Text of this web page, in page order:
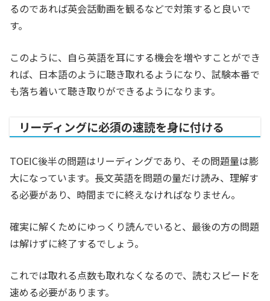
るのであれば英会話動画を観るなどで対策すると良いで
す。
このように、自ら英語を耳にする機会を増やすことができ
れば、日本語のように聴き取れるようになり、試験本番で
も落ち着いて聴き取りができるようになります。
リーディングに必須の速読を身に付ける
TOEIC後半の問題はリーディングであり、その問題量は膨
大になっています。長文英語を問題の量だけ読み、理解す
る必要があり、時間までに終えなければなりません。
確実に解くためにゆっくり読んでいると、最後の方の問題
は解けずに終了するでしょう。
これでは取れる点数も取れなくなるので、読むスピードを
速める必要があります。